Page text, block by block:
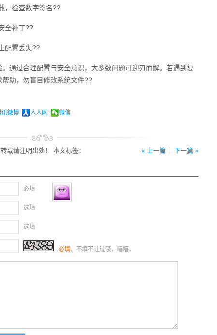
，检查数字签名??
全补丁??
配置丢失??
通过合理配置与安全意识，大多数问题可迎刃而解。若遇到复
助，勿盲目修改系统文件??
讯微博 人人网 微信
« 上一篇 下一篇 »
载请注明出处！ 本文标签：
必填
选填
选填
必填，不填不让过哦，嘻嘻。